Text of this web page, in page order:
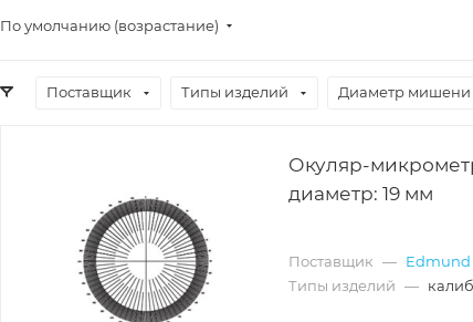
По умолчанию (возрастание)
Поставщик Типы изделий Диаметр мишени
Окуляр-
диаметр: 19 мм
Поставщик — Edmund
Типы изделий —